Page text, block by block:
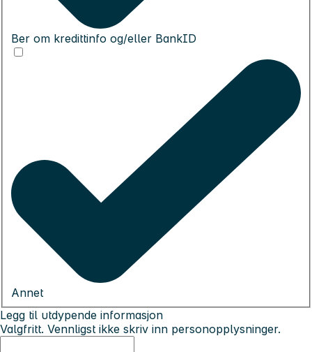
Ber om kredittinfo og/eller BankID
Annet
Legg til utdypende informasjon
Valgfritt. Vennligst ikke skriv inn personopplysninger.